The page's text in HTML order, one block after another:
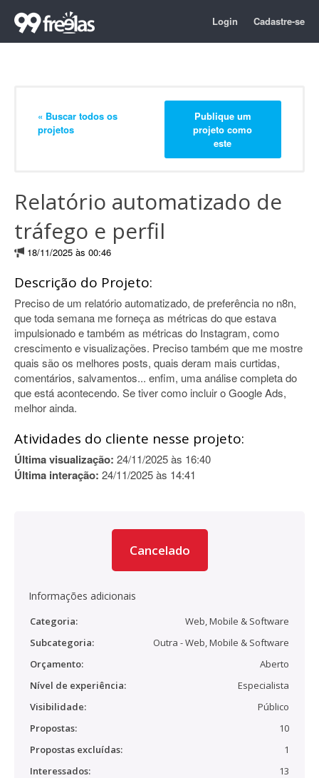
Login Cadastre-se
« Buscar todos os
projetos
Publique um
projeto como
este
Relatório automatizado de
tráfego e perfil
18/11/2025 às 00:46
Descrição do Projeto:
Preciso de um relatório automatizado, de preferência no n8n,
que toda semana me forneça as métricas do que estava
impulsionado e também as métricas do Instagram, como
crescimento e visualizações. Preciso também que me mostre
quais são os melhores posts, quais deram mais curtidas,
comentários, salvamentos... enfim, uma análise completa do
que está acontecendo. Se tiver como incluir o Google Ads,
melhor ainda.
Atividades do cliente nesse projeto:
Última visualização: 24/11/2025 às 16:40
Última interação: 24/11/2025 às 14:41
Cancelado
Informações adicionais
Categoria:
Web, Mobile & Software
Subcategoria:
Outra - Web, Mobile & Software
Orçamento:
Aberto
Nível de experiência:
Especialista
Visibilidade:
Público
Propostas:
10
Propostas excluídas:
1
Interessados:
13